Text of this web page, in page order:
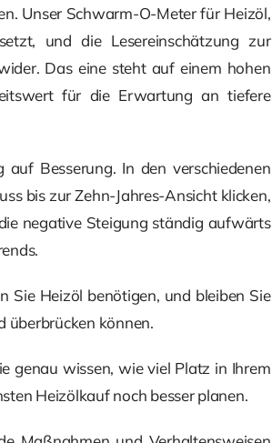
Unser Schwarm-O-Meter für Heizöl,
und die Lesereinschätzung zur
Das eine steht auf einem hohen
für die Erwartung an tiefere
Besserung. In den verschiedenen
bis zur Zehn-Jahres-Ansicht klicken,
negative Steigung ständig aufwärts
Sie Heizöl benötigen, und bleiben Sie
überbrücken können.
genau wissen, wie viel Platz in Ihrem
Heizölkauf noch besser planen.